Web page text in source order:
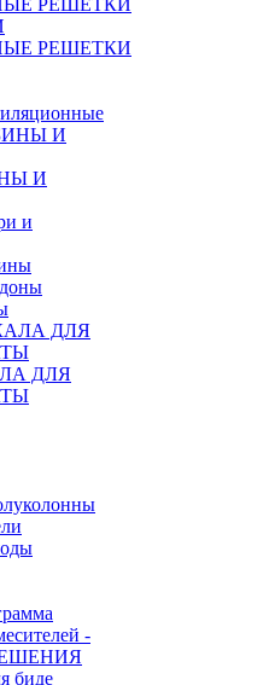
РЕШЕТКИ
И
и
ДЛЯ
-
биде